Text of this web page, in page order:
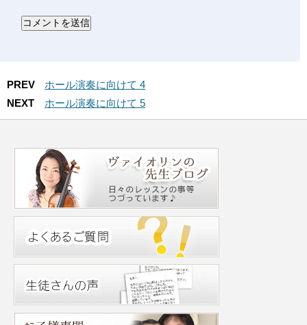
PREV
ホール演奏に向けて 4
NEXT
ホール演奏に向けて 5